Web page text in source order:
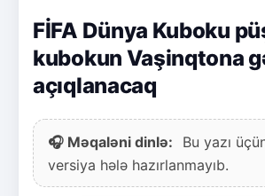
FİFA Dünya Kuboku
kubokun Vaşinqtona
açıqlanacaq
🎧 Məqaləni dinlə:
Bu yazı
versiya hələ hazırlanmayıb.